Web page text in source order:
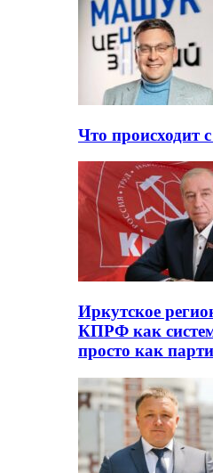
Что происходит
Иркутское
КПРФ как
просто как